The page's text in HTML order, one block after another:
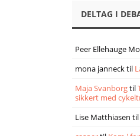
DELTAG I
Peer Ellehauge
mona jannecktil
Maja Svanborgtil
sikkert med
Lise Matthiasen til